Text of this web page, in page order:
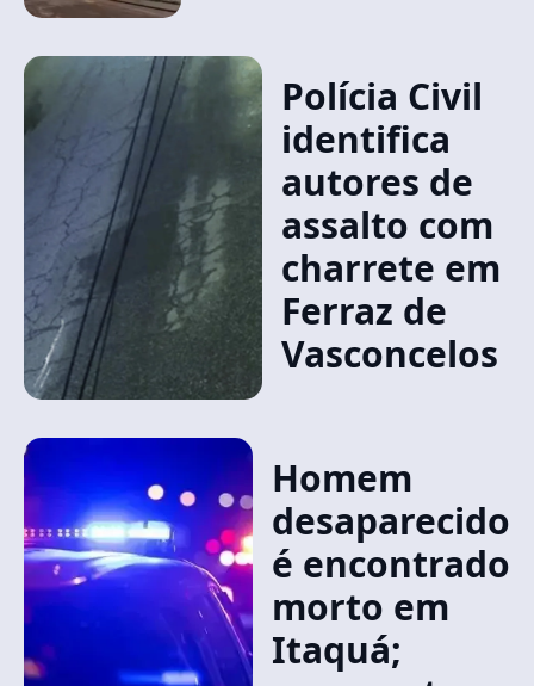
Polícia Civil
identifica
autores de
assalto com
charrete em
Ferraz de
Vasconcelos
Homem
desaparecido
é encontrado
morto em
Itaquá;